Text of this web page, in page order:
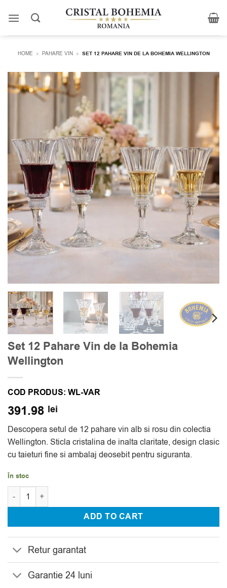
HOME » PAHARE VIN » SET 12 PAHARE VIN DE LA BOHEMIA WELLINGTON
Set 12 Pahare Vin de la Bohemia
Wellington
COD PRODUS: WL-VAR
391.98 lei
Descopera setul de 12 pahare vin alb si rosu din colectia
Wellington. Sticla cristalina de inalta claritate, design clasic
cu taieturi fine si ambalaj deosebit pentru siguranta.
În stoc
Cantitate Set 12 Pahare Vin de la Bohemia Wellington
ADD TO CART
Retur garantat
Garantie 24 luni